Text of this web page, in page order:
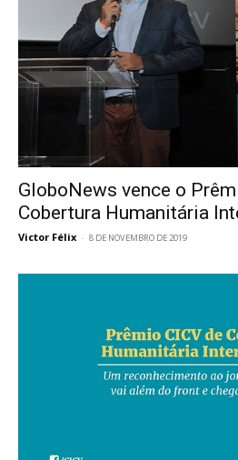
GloboNews vence o
Cobertura Humanitária
Victor Félix - 8 DE NOVEMBRO DE 2019